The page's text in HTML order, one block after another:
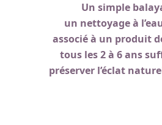
Un simple
un nettoyage à
associé à un produit
tous les 2 à 6 ans
préserver l’éclat